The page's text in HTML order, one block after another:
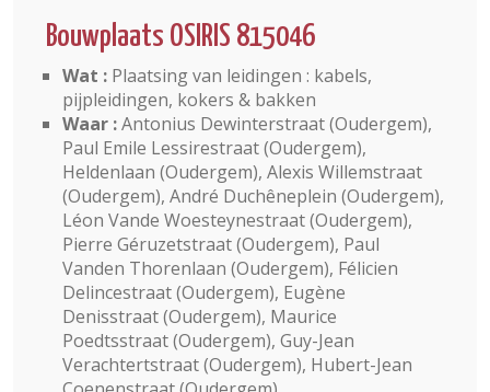
Bouwplaats OSIRIS 815046
Wat : Plaatsing van leidingen : kabels,
pijpleidingen, kokers & bakken
Waar :Antonius Dewinterstraat (Oudergem),
Paul Emile Lessirestraat (Oudergem),
Heldenlaan (Oudergem), Alexis Willemstraat
(Oudergem), André Duchêneplein (Oudergem),
Léon Vande Woesteynestraat (Oudergem),
Pierre Géruzetstraat (Oudergem), Paul
Vanden Thorenlaan (Oudergem), Félicien
Delincestraat (Oudergem), Eugène
Denisstraat (Oudergem), Maurice
Poedtsstraat (Oudergem), Guy-Jean
Verachtertstraat (Oudergem), Hubert-Jean